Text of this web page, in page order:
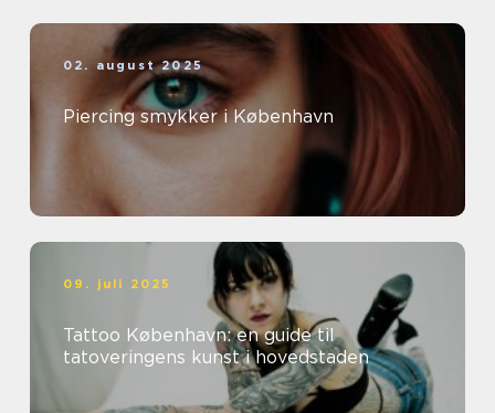
02. august 2025
Piercing smykker i København
09. juli 2025
Tattoo København: en guide til
tatoveringens kunst i hovedstaden